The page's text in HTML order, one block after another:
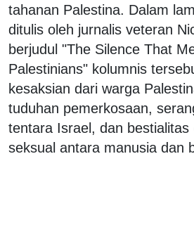
tahanan Palestina. Dalam
ditulis oleh jurnalis veteran
berjudul "The Silence That
Palestinians" kolumnis
kesaksian dari warga
tuduhan pemerkosaan,
tentara Israel, dan bestialitas
seksual antara manusia dan